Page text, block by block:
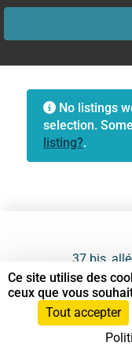
No listings
selection.
listing?.
37 bis,
93190
06 61 87
Ce site utilise des
ceux que vous
Tout accepter